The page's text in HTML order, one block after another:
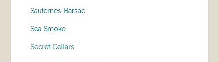
Sauternes-Barsac
Sea Smoke
Secret Cellars